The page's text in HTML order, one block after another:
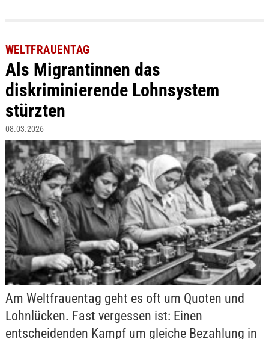
WELTFRAUENTAG
Als Migrantinnen das
diskriminierende Lohnsystem
stürzten
08.03.2026
Am Weltfrauentag geht es oft um Quoten und
Lohnlücken. Fast vergessen ist: Einen
entscheidenden Kampf um gleiche Bezahlung in